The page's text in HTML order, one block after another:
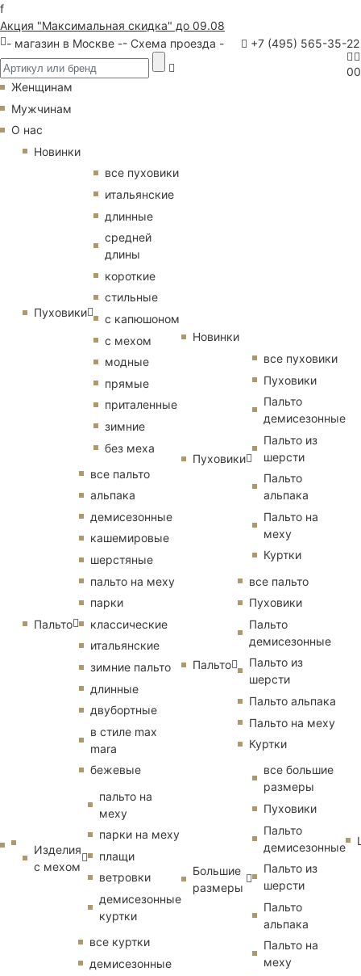
f
Акция "Максимальная скидка" до 09.08
- магазин в Москве -- Схема проезда - +7 (495) 565-35-22
00
Женщинам
Мужчинам
О нас
Новинки
Пуховики
все пуховики
итальянские
длинные
средней
длины
короткие
стильные
с капюшоном
с мехом
модные
прямые
приталенные
зимние
без меха
Пальто
все пальто
альпака
демисезонные
кашемировые
шерстяные
пальто на меху
парки
классические
итальянские
зимние пальто
длинные
двубортные
в стиле max
mara
бежевые
Изделия
с мехом
пальто на
меху
парки на меху
плащи
ветровки
демисезонные
куртки
все куртки
демисезонные
Новинки
Пуховики
все пуховики
Пуховики
Пальто
демисезонные
Пальто из
шерсти
Пальто
альпака
Пальто на
меху
Куртки
Пальто
все пальто
Пуховики
Пальто
демисезонные
Пальто из
шерсти
Пальто альпака
Пальто на меху
Куртки
Большие
размеры
все большие
размеры
Пуховики
Пальто
демисезонные
Пальто из
шерсти
Пальто
альпака
Пальто на
меху